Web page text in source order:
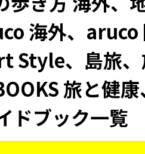
海外、
Style、島旅
旅と健
ドブック一覧